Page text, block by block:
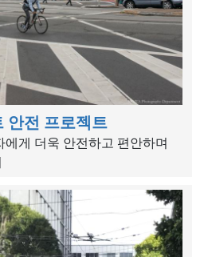
안전 프로젝트
게 더욱 안전하고 편안하며